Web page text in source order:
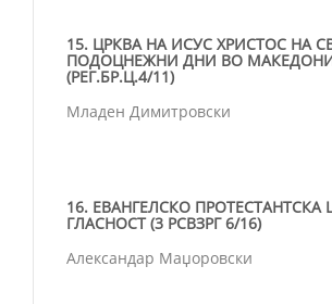
15. ЦРКВА НА ИСУС ХРИСТОС НА
ПОДОЦНЕЖНИ ДНИ ВО
(РЕГ.БР.Ц.4/11)
Младен Димитровски
16. ЕВАНГЕЛСКО ПРОТЕСТАНТСКА
ГЛАСНОСТ (3 РСВЗРГ 6/16)
Александар Маџоровски